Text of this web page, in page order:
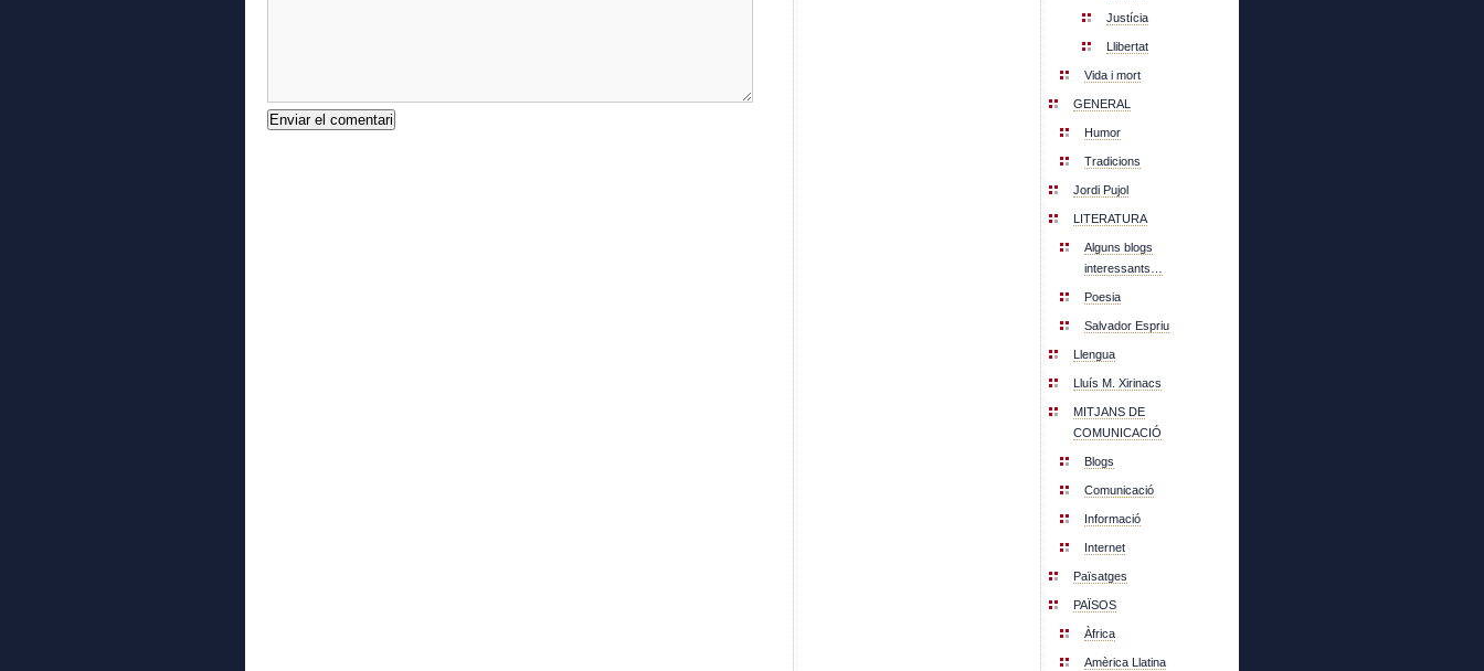
Justícia
Llibertat
Vida i mort
GENERAL
Humor
Tradicions
Jordi Pujol
LITERATURA
Alguns blogs
interessants…
Poesia
Salvador Espriu
Llengua
Lluís M. Xirinacs
MITJANS DE
COMUNICACIÓ
Blogs
Comunicació
Informació
Internet
Païsatges
PAÏSOS
Àfrica
Amèrica Llatina